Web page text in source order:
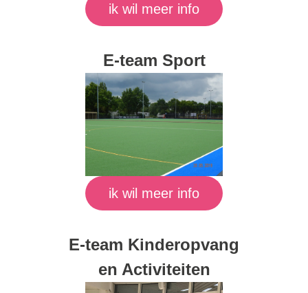
ik wil meer info
E-team Sport
ik wil meer info
E-team Kinderopvang
en Activiteiten